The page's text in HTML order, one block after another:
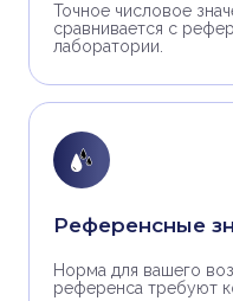
Точное числовое
сравнивается с
лаборатории.
Референсные
Норма для вашего
референса требуют